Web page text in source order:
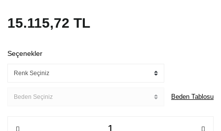
15.115,72 TL
Seçenekler
Beden Tablosu